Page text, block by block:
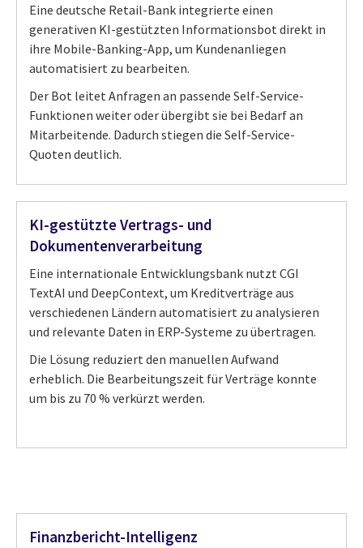
Eine deutsche Retail-Bank integrierte einen
generativen KI-gestützten Informationsbot direkt in
ihre Mobile-Banking-App, um Kundenanliegen
automatisiert zu bearbeiten.
Der Bot leitet Anfragen an passende Self-Service-
Funktionen weiter oder übergibt sie bei Bedarf an
Mitarbeitende. Dadurch stiegen die Self-Service-
Quoten deutlich.
KI-gestützte Vertrags- und
Dokumentenverarbeitung
Eine internationale Entwicklungsbank nutzt CGI
TextAI und DeepContext, um Kreditverträge aus
verschiedenen Ländern automatisiert zu analysieren
und relevante Daten in ERP-Systeme zu übertragen.
Die Lösung reduziert den manuellen Aufwand
erheblich. Die Bearbeitungszeit für Verträge konnte
um bis zu 70 % verkürzt werden.
Finanzbericht-Intelligenz